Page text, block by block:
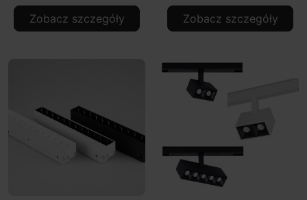
Zobacz szczegóły Zobacz szczegóły